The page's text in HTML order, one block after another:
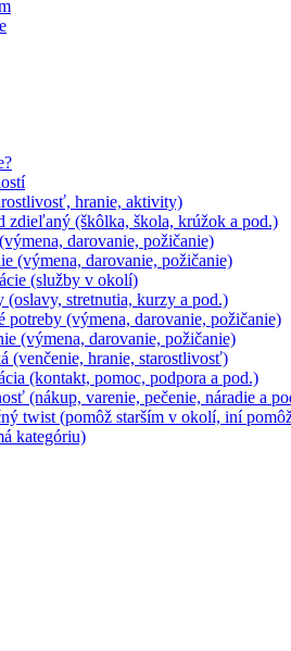
hranie, aktivity)
zdieľaný (škôlka, škola, krúžok a pod.)
darovanie, požičanie)
(výmena, darovanie, požičanie)
(služby v okolí)
(oslavy, stretnutia, kurzy a pod.)
potreby (výmena, darovanie, požičanie)
(výmena, darovanie, požičanie)
(venčenie, hranie, starostlivosť)
(kontakt, pomoc, podpora a pod.)
(nákup, varenie, pečenie, náradie a
twist (pomôž starším v okolí, iní
kategóriu)